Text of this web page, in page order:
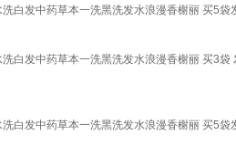
白发中药草本一洗黑洗发水浪漫香榭丽 买5袋
白发中药草本一洗黑洗发水浪漫香榭丽 买3袋
白发中药草本一洗黑洗发水浪漫香榭丽 买5袋